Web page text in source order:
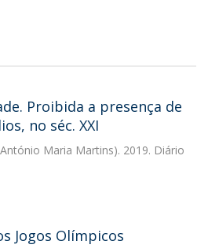
Proibida a presença de
no séc. XXI
Maria Martins). 2019. Diário
Jogos Olímpicos